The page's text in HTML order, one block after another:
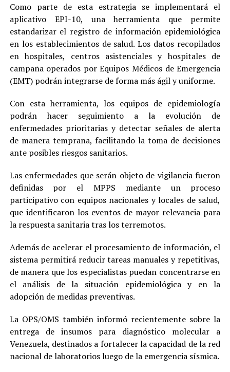
Como parte de esta estrategia se implementará el
aplicativo EPI-10, una herramienta que permite
estandarizar el registro de información epidemiológica
en los establecimientos de salud. Los datos recopilados
en hospitales, centros asistenciales y hospitales de
campaña operados por Equipos Médicos de Emergencia
(EMT) podrán integrarse de forma más ágil y uniforme.
Con esta herramienta, los equipos de epidemiología
podrán hacer seguimiento a la evolución de
enfermedades prioritarias y detectar señales de alerta
de manera temprana, facilitando la toma de decisiones
ante posibles riesgos sanitarios.
Las enfermedades que serán objeto de vigilancia fueron
definidas por el MPPS mediante un proceso
participativo con equipos nacionales y locales de salud,
que identificaron los eventos de mayor relevancia para
la respuesta sanitaria tras los terremotos.
Además de acelerar el procesamiento de información, el
sistema permitirá reducir tareas manuales y repetitivas,
de manera que los especialistas puedan concentrarse en
el análisis de la situación epidemiológica y en la
adopción de medidas preventivas.
La OPS/OMS también informó recientemente sobre la
entrega de insumos para diagnóstico molecular a
Venezuela, destinados a fortalecer la capacidad de la red
nacional de laboratorios luego de la emergencia sísmica.